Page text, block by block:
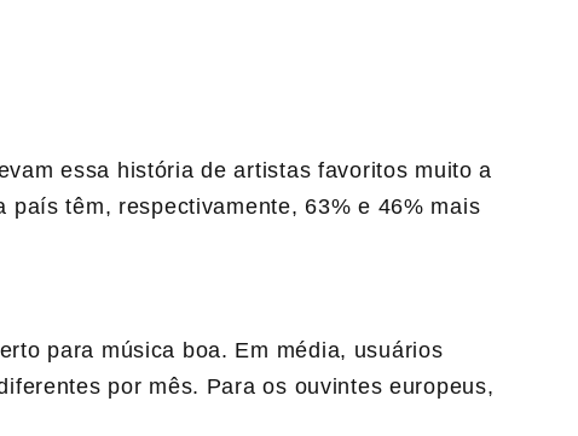
essa história de artistas favoritos muito a
têm, respectivamente, 63% e 46% mais
para música boa. Em média, usuários
por mês. Para os ouvintes europeus,